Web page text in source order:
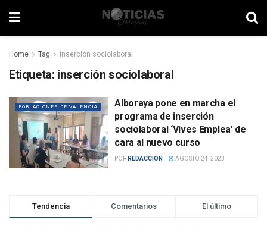
Home Tag inserción sociolaboral
Etiqueta: inserción sociolaboral
POBLACIONES DE VALENCIA
Alboraya pone en marcha el
programa de inserción
sociolaboral ‘Vives Emplea’ de
cara al nuevo curso
POR REDACCION AGOSTO 24, 2023
Tendencia Comentarios El último